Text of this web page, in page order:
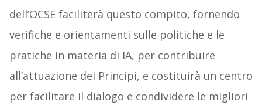
dell’OCSE faciliterà questo compito, fornendo
verifiche e orientamenti sulle politiche e le
pratiche in materia di IA, per contribuire
all’attuazione dei Principi, e costituirà un centro
per facilitare il dialogo e condividere le migliori